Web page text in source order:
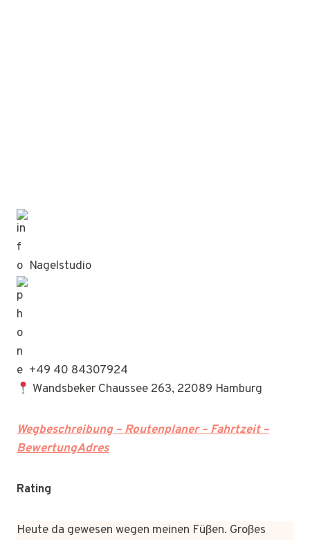
Nagelstudio
+49 40 84307924
Wandsbeker Chaussee 263, 22089 Hamburg
Wegbeschreibung – Routenplaner – Fahrtzeit –
BewertungAdres
Rating
Heute da gewesen wegen meinen Füßen. Großes